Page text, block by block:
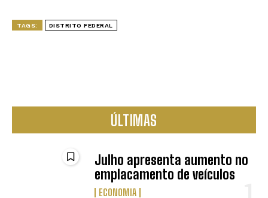
TAGS: DISTRITO FEDERAL
ÚLTIMAS
Julho apresenta aumento no
emplacamento de veículos
ECONOMIA